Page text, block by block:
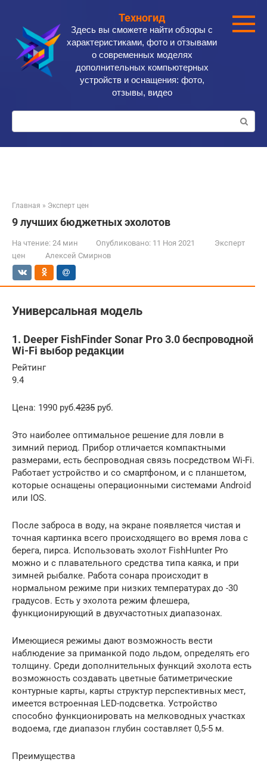
контенту
Техногид
Здесь вы сможете найти обзоры с
характеристиками, фото и отзывами
о современных моделях
дополнительных компьютерных
устройств и оснащения: фото,
отзывы, видео
Поиск:
Главная » Эксперт цен
9 лучших бюджетных эхолотов
На чтение: 24 мин Опубликовано: 11 Ноя 2021
Эксперт
цен
Алексей Смирнов
Универсальная модель
1. Deeper FishFinder Sonar Pro 3.0 беспроводной
Wi-Fi выбор редакции
Рейтинг
9.4
Цена: 1990 руб.4235 руб.
Это наиболее оптимальное решение для ловли в
зимний период. Прибор отличается компактными
размерами, есть беспроводная связь посредством Wi-Fi.
Работает устройство и со смартфоном, и с планшетом,
которые оснащены операционными системами Android
или IOS.
После заброса в воду, на экране появляется чистая и
точная картинка всего происходящего во время лова с
берега, пирса. Использовать эхолот FishHunter Pro
можно и с плавательного средства типа каяка, и при
зимней рыбалке. Работа сонара происходит в
нормальном режиме при низких температурах до -30
градусов. Есть у эхолота режим флешера,
функционирующий в двухчастотных диапазонах.
Имеющиеся режимы дают возможность вести
наблюдение за приманкой подо льдом, определять его
толщину. Среди дополнительных функций эхолота есть
возможность создавать цветные батиметрические
контурные карты, карты структур перспективных мест,
имеется встроенная LED-подсветка. Устройство
способно функционировать на мелководных участках
водоема, где диапазон глубин составляет 0,5-5 м.
Преимущества